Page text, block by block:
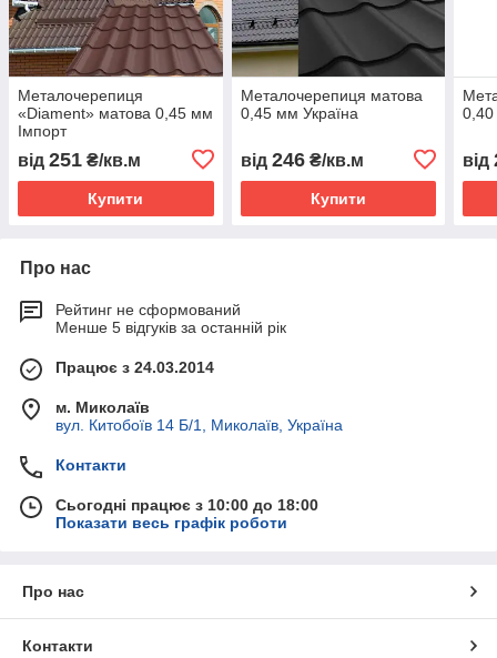
Металочерепиця
«Diament» матова 0,45 мм
Імпорт
від 251 ₴/кв.м
Купити
Металочерепиця матова
0,45 мм Україна
від 246₴/кв.м
Купити
від
Про нас
Рейтинг не сформований
Менше 5 відгуків за останній рік
Працює з 24.03.2014
м. Миколаїв
вул. Китобоїв 14 Б/1, Миколаїв, Україна
Контакти
Сьогодні працює з 10:00 до 18:00
Показати весь графік роботи
Про нас
Контакти